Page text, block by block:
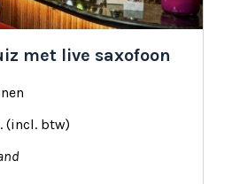
met live saxofoon
(incl. btw)